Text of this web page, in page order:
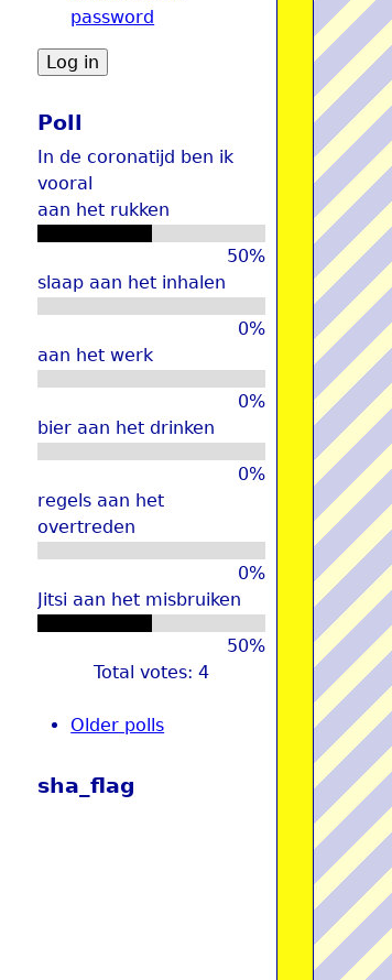
password
Poll
In de coronatijd ben ik
vooral
aan het rukken
50%
slaap aan het inhalen
0%
aan het werk
0%
bier aan het drinken
0%
regels aan het
overtreden
0%
Jitsi aan het misbruiken
50%
Total votes: 4
Older polls
sha_flag